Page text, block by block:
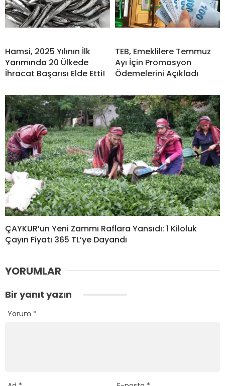
Hamsi, 2025 Yılının İlk
Yarımında 20 Ülkede
İhracat Başarısı Elde Etti!
TEB, Emeklilere Temmuz
Ayı İçin Promosyon
Ödemelerini Açıkladı
ÇAYKUR’un Yeni Zammı Raflara Yansıdı: 1 Kiloluk
Çayın Fiyatı 365 TL’ye Dayandı
YORUMLAR
Bir yanıt yazın
Yorum *